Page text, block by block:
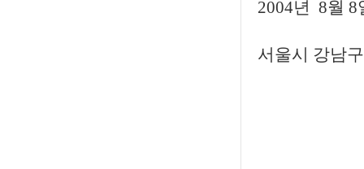
2004년 8월 8
서울시 강남